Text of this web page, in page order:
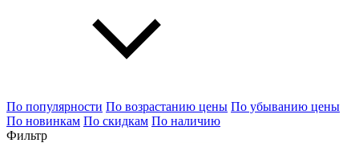
По популярности По возрастанию цены По убыванию цены
По новинкам По скидкам По наличию
Фильтр